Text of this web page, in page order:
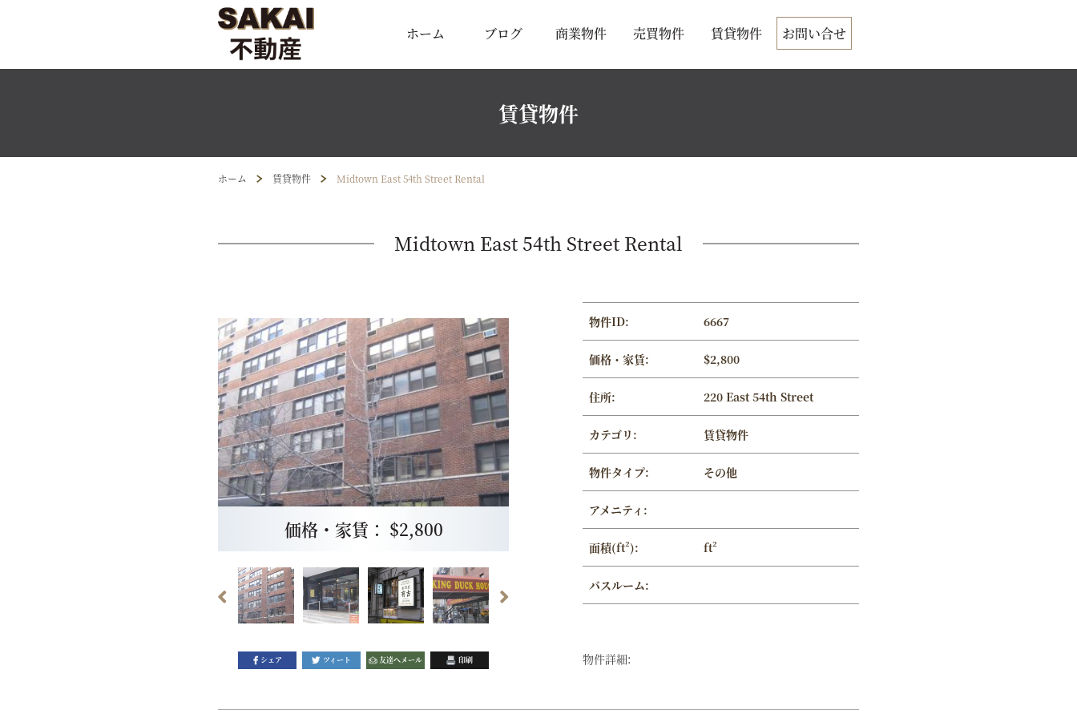
ホーム ブログ 商業物件 売買物件 賃貸物件 お問い合せ
賃貸物件
ホーム 賃貸物件 Midtown East 54th Street Rental
Midtown East 54th Street Rental
価格・家賃： $2,800
シェア ツィート 友達へメール 印刷
物件ID: 6667
価格・家賃: $2,800
住所: 220 East 54th Street
カテゴリ: 賃貸物件
物件タイプ: その他
アメニティ:
面積(ft²): ft²
バスルーム:
物件詳細: